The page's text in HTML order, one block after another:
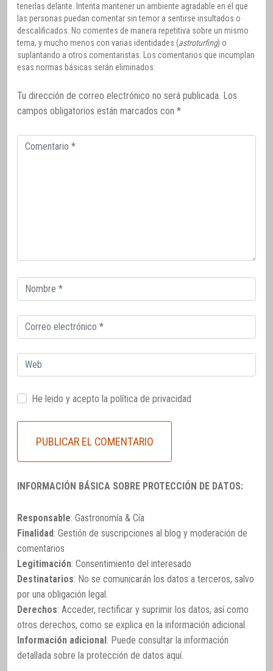
tenerlas delante. Intenta mantener un ambiente agradable en el que
las personas puedan comentar sin temor a sentirse insultados o
descalificados. No comentes de manera repetitiva sobre un mismo
tema, y mucho menos con varias identidades (astroturfing) o
suplantando a otros comentaristas. Los comentarios que incumplan
esas normas básicas serán eliminados.
Tu dirección de correo electrónico no será publicada. Los
campos obligatorios están marcados con *
Comentario
Correo
electrónico
Correo
electrónico
Web
He leido y acepto la política de privacidad
INFORMACIÓN BÁSICA SOBRE PROTECCIÓN DE DATOS:
Responsable: Gastronomía & Cía
Finalidad: Gestión de suscripciones al blog y moderación de
comentarios
Legitimación: Consentimiento del interesado
Destinatarios: No se comunicarán los datos a terceros, salvo
por una obligación legal.
Derechos: Acceder, rectificar y suprimir los datos, así como
otros derechos, como se explica en la información adicional.
Información adicional : Puede consultar la información
detallada sobre la protección de datos aquí.